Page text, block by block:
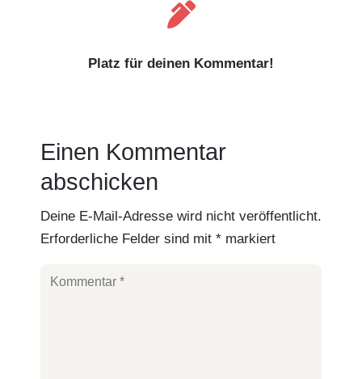

Platz für deinen Kommentar!
Einen Kommentar
abschicken
Deine E-Mail-Adresse wird nicht veröffentlicht.
Erforderliche Felder sind mit * markiert